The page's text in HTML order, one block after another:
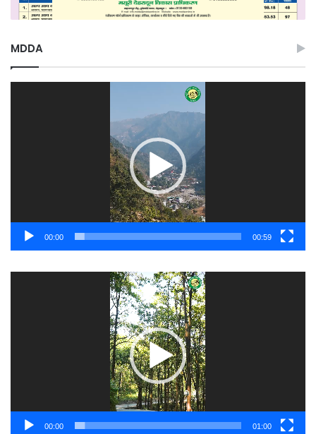
MDDA
00:00 00:59
00:00 01:00